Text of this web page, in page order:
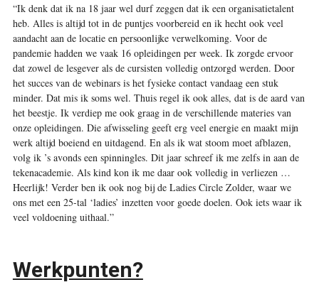
“Ik denk dat ik na 18 jaar wel durf zeggen dat ik een organisatietalent
heb. Alles is altijd tot in de puntjes voorbereid en ik hecht ook veel
aandacht aan de locatie en persoonlijke verwelkoming. Voor de
pandemie hadden we vaak 16 opleidingen per week. Ik zorgde ervoor
dat zowel de lesgever als de cursisten volledig ontzorgd werden. Door
het succes van de webinars is het fysieke contact vandaag een stuk
minder. Dat mis ik soms wel. Thuis regel ik ook alles, dat is de aard van
het beestje. Ik verdiep me ook graag in de verschillende materies van
onze opleidingen. Die afwisseling geeft erg veel energie en maakt mijn
werk altijd boeiend en uitdagend. En als ik wat stoom moet afblazen,
volg ik ’s avonds een spinningles. Dit jaar schreef ik me zelfs in aan de
tekenacademie. Als kind kon ik me daar ook volledig in verliezen …
Heerlijk! Verder ben ik ook nog bij de Ladies Circle Zolder, waar we
ons met een 25-tal ‘ladies’ inzetten voor goede doelen. Ook iets waar ik
veel voldoening uithaal.”
Werkpunten?